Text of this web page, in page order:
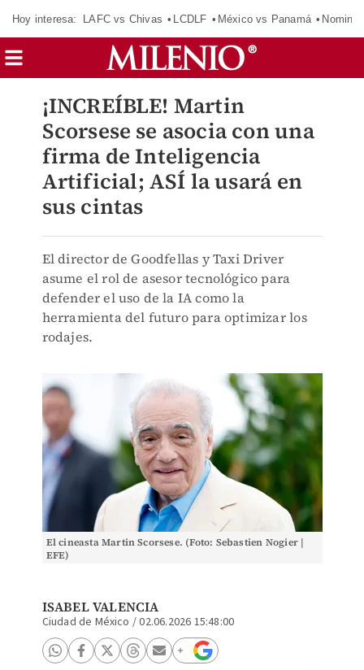
Hoy interesa: LAFC vs Chivas LCDLF México vs Panamá
¡INCREÍBLE! Martin
Scorsese se asocia con una
firma de Inteligencia
Artificial; ASÍ la usará en
sus cintas
El director de Goodfellas y Taxi Driver
asume el rol de asesor tecnológico para
defender el uso de la IA como la
herramienta del futuro para optimizar los
rodajes.
El cineasta Martin Scorsese. (Foto: Sebastien Nogier |
EFE)
ISABEL VALENCIA
Ciudad de México /02.06.2026 15:48:00